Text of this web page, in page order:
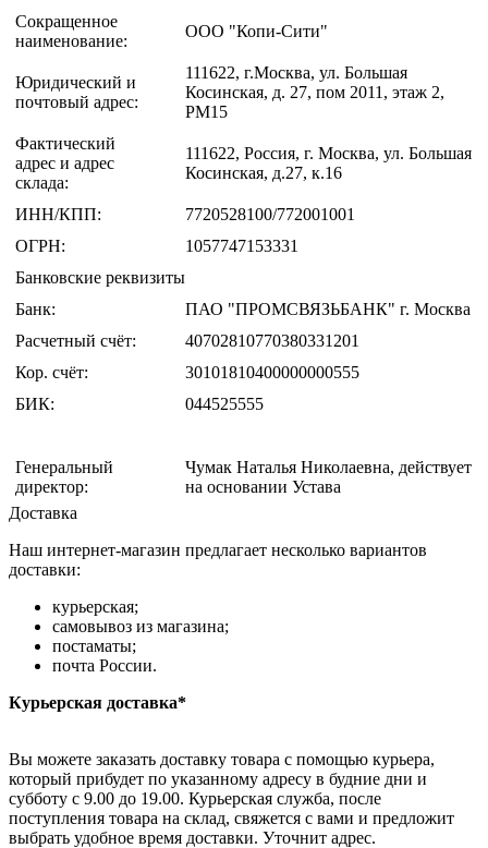
Сокращенное
наименование:
ООО "Копи-Сити"
Юридический и
почтовый адрес:
111622, г.Москва, ул. Большая
Косинская, д. 27, пом 2011, этаж 2,
РМ15
Фактический
адрес и адрес
склада:
111622, Россия, г. Москва, ул. Большая
Косинская, д.27, к.16
ИНН/КПП:
7720528100/772001001
ОГРН:
1057747153331
Банковские реквизиты
Банк:
ПАО "ПРОМСВЯЗЬБАНК" г. Москва
Расчетный счёт:
40702810770380331201
Кор. счёт:
30101810400000000555
БИК:
044525555
Генеральный
директор:
Чумак Наталья Николаевна, действует
на основании Устава
Доставка
Наш интернет-магазин предлагает несколько вариантов
доставки:
курьерская;
самовывоз из магазина;
постаматы;
почта России.
Курьерская доставка*
Вы можете заказать доставку товара с помощью курьера,
который прибудет по указанному адресу в будние дни и
субботу с 9.00 до 19.00. Курьерская служба, после
поступления товара на склад, свяжется с вами и предложит
выбрать удобное время доставки. Уточнит адрес.